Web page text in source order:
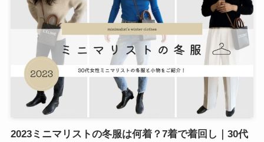
2023ミニマリストの冬服は何着？7着で着回し｜30代